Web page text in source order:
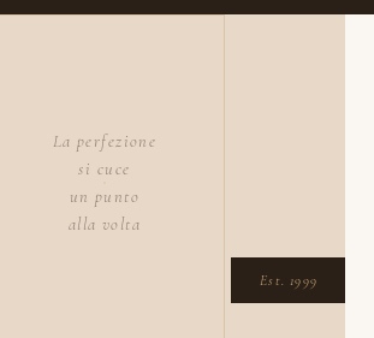
La perfezione
si cuce
un punto
alla volta
Est. 1999